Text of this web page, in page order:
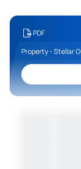
PDF
Property - Stellar